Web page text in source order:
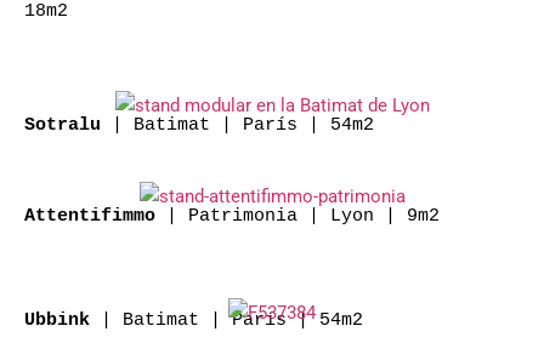
18m2
Sotralu | Batimat | París | 54m2
Attentifimmo | Patrimonia | Lyon | 9m2
Ubbink | Batimat | París | 54m2